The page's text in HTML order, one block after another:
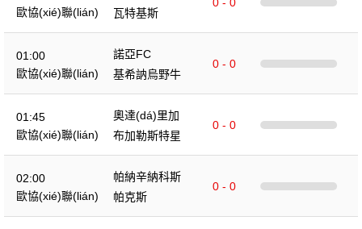
歐協(xié)聯(lián)
瓦特基斯
01:00
歐協(xié)聯(lián)
諾亞FC
0 - 0
基希訥烏野牛
01:45
歐協(xié)聯(lián)
奧達(dá)里加
0 - 0
布加勒斯特星
02:00
歐協(xié)聯(lián)
帕納辛納科斯
0 - 0
帕克斯